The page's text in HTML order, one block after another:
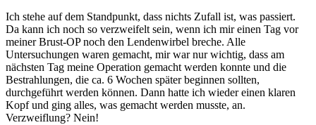
Ich stehe auf dem Standpunkt, dass nichts Zufall ist, was passiert.
Da kann ich noch so verzweifelt sein, wenn ich mir einen Tag vor
meiner Brust-OP noch den Lendenwirbel breche. Alle
Untersuchungen waren gemacht, mir war nur wichtig, dass am
nächsten Tag meine Operation gemacht werden konnte und die
Bestrahlungen, die ca. 6 Wochen später beginnen sollten,
durchgeführt werden können. Dann hatte ich wieder einen klaren
Kopf und ging alles, was gemacht werden musste, an.
Verzweiflung? Nein!